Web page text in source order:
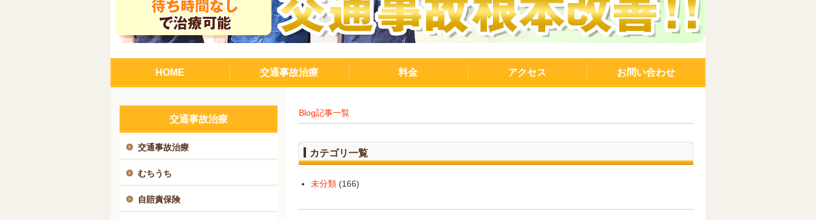
HOME 交通事故治療 料金 アクセス お問い合わせ
Blog記事一覧
カテゴリ一覧
未分類 (166)
交通事故治療
交通事故治療
むちうち
自賠責保険